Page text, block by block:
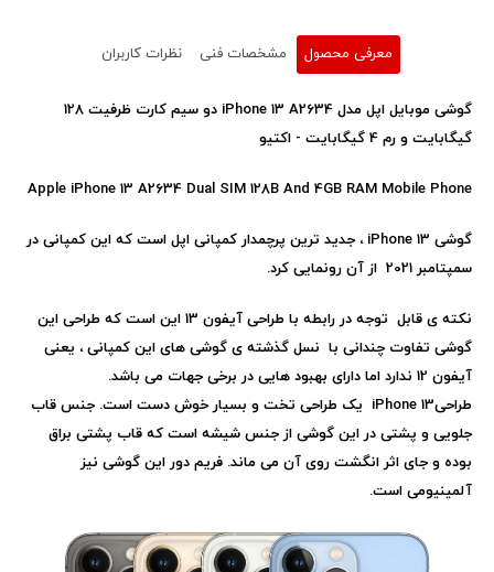
معرفی محصول مشخصات فنی نظرات کاربران
گوشی موبایل اپل مدل iPhone 13 A2634 دو سیم‌ کارت ظرفیت 128
گیگابایت و رم 4 گیگابایت - اکتیو
Apple iPhone 13 A2634 Dual SIM 128B And 4GB RAM Mobile Phone
گوشی iPhone 13 ، جدید ترین پرچمدار کمپانی اپل است که این کمپانی در
سمپتامبر 2021
از آن رونمایی کرد.
نکته ی قابل توجه در رابطه با طراحی آیفون 13 این است که طراحی این
گوشی تفاوت چندانی با نسل گذشته ی گوشی های این کمپانی ، یعنی
آیفون 12 ندارد اما دارای بهبود هایی در برخی جهات می باشد.
طراحیiPhone 13 یک طراحی تخت و بسیار خوش دست است. جنس قاب
جلویی و پشتی در این گوشی از جنس شیشه است که قاب پشتی براق
بوده و جای اثر انگشت روی آن می ماند. فریم دور این گوشی نیز
آلمینیومی است.